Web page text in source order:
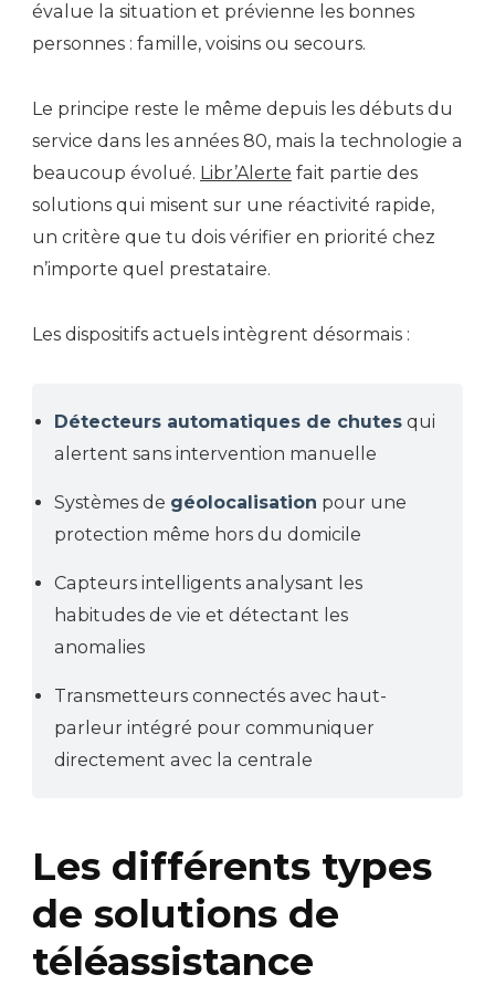
évalue la situation et prévienne les bonnes
personnes : famille, voisins ou secours.
Le principe reste le même depuis les débuts du
service dans les années 80, mais la technologie a
beaucoup évolué. Libr’Alerte fait partie des
solutions qui misent sur une réactivité rapide,
un critère que tu dois vérifier en priorité chez
n’importe quel prestataire.
Les dispositifs actuels intègrent désormais :
Détecteurs automatiques de chutes qui
alertent sans intervention manuelle
Systèmes de géolocalisation pour une
protection même hors du domicile
Capteurs intelligents analysant les
habitudes de vie et détectant les
anomalies
Transmetteurs connectés avec haut-
parleur intégré pour communiquer
directement avec la centrale
Les différents types
de solutions de
téléassistance